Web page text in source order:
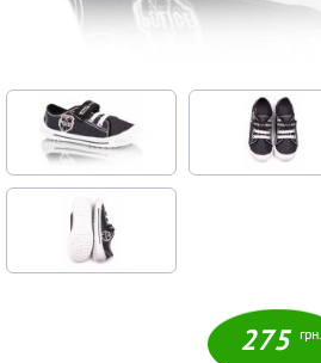
275 грн.